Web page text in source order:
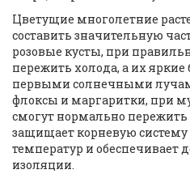
Цветущие многолетние
составить значительную
розовые кусты, при
пережить холода, а их яркие
первыми солнечными
флоксы и маргаритки, при
смогут нормально
защищает корневую систему
температур и обеспечивает
изоляции.